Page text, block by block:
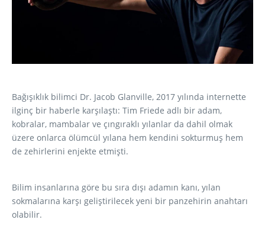
Bağışıklık bilimci Dr. Jacob Glanville, 2017 yılında internette
ilginç bir haberle karşılaştı: Tim Friede adlı bir adam,
kobralar, mambalar ve çıngıraklı yılanlar da dahil olmak
üzere onlarca ölümcül yılana hem kendini sokturmuş hem
de zehirlerini enjekte etmişti.
Bilim insanlarına göre bu sıra dışı adamın kanı, yılan
sokmalarına karşı geliştirilecek yeni bir panzehirin anahtarı
olabilir.